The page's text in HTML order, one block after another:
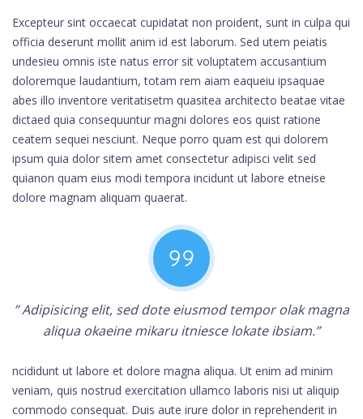
Excepteur sint occaecat cupidatat non proident, sunt in culpa qui
officia deserunt mollit anim id est laborum. Sed utem peiatis
undesieu omnis iste natus error sit voluptatem accusantium
doloremque laudantium, totam rem aiam eaqueiu ipsaquae
abes illo inventore veritatisetm quasitea architecto beatae vitae
dictaed quia consequuntur magni dolores eos quist ratione
ceatem sequei nesciunt. Neque porro quam est qui dolorem
ipsum quia dolor sitem amet consectetur adipisci velit sed
quianon quam eius modi tempora incidunt ut labore etneise
dolore magnam aliquam quaerat.
” Adipisicing elit, sed dote eiusmod tempor olak magna
aliqua okaeine mikaru itniesce lokate ibsiam.”
ncididunt ut labore et dolore magna aliqua. Ut enim ad minim
veniam, quis nostrud exercitation ullamco laboris nisi ut aliquip
commodo consequat. Duis aute irure dolor in reprehenderit in